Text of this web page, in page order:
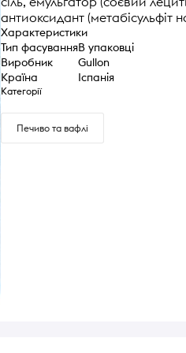
антиоксидант (метабісульфіт
Характеристики
Тип фасуванняВ упаковці
Виробник
Gullon
Країна
Іспанія
Категорії
Печиво та вафлі